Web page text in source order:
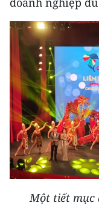
Media Chính trị
Media Kinh tế
Media Văn hóa
Media Xã hội
Media Pháp luật
Media Du lịch
Media Thế giới
Một tiết mục